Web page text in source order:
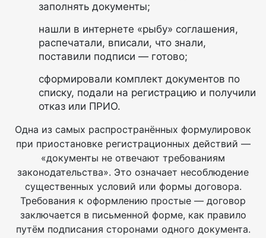
заполнять документы;
нашли в интернете «рыбу» соглашения,
распечатали, вписали, что знали,
поставили подписи — готово;
сформировали комплект документов по
списку, подали на регистрацию и получили
отказ или ПРИО.
Одна из самых распространённых формулировок
при приостановке регистрационных действий —
«документы не отвечают требованиям
законодательства». Это означает несоблюдение
существенных условий или формы договора.
Требования к оформлению простые — договор
заключается в письменной форме, как правило
путём подписания сторонами одного документа.